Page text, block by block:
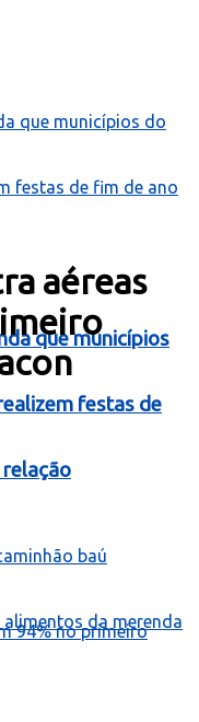
que municípios
festas de
relação
aéreas